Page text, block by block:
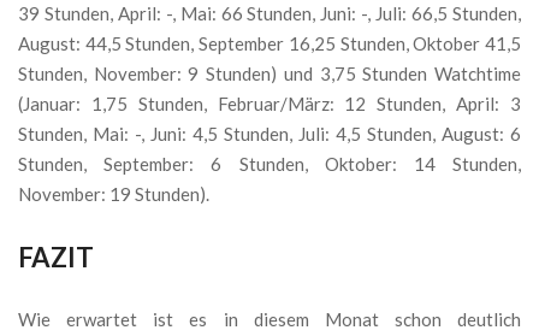
39 Stunden, April: -, Mai: 66 Stunden, Juni: -, Juli: 66,5 Stunden,
August: 44,5 Stunden, September 16,25 Stunden, Oktober 41,5
Stunden, November: 9 Stunden) und 3,75 Stunden Watchtime
(Januar: 1,75 Stunden, Februar/März: 12 Stunden, April: 3
Stunden, Mai: -, Juni: 4,5 Stunden, Juli: 4,5 Stunden, August: 6
Stunden, September: 6 Stunden, Oktober: 14 Stunden,
November: 19 Stunden).
FAZIT
Wie erwartet ist es in diesem Monat schon deutlich